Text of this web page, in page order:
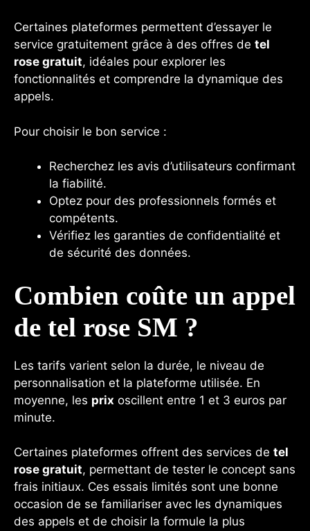
Certaines plateformes permettent d’essayer le
service gratuitement grâce à des offres de tel
rose gratuit, idéales pour explorer les
fonctionnalités et comprendre la dynamique des
appels.
Pour choisir le bon service :
Recherchez les avis d’utilisateurs confirmant
la fiabilité.
Optez pour des professionnels formés et
compétents.
Vérifiez les garanties de confidentialité et
de sécurité des données.
Combien coûte un appel
de tel rose SM ?
Les tarifs varient selon la durée, le niveau de
personnalisation et la plateforme utilisée. En
moyenne, les prix oscillent entre 1 et 3 euros par
minute.
Certaines plateformes offrent des services de tel
rose gratuit, permettant de tester le concept sans
frais initiaux. Ces essais limités sont une bonne
occasion de se familiariser avec les dynamiques
des appels et de choisir la formule la plus